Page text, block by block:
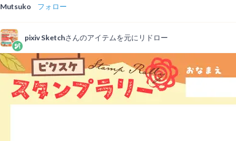
Mutsuko フォロー
pixiv Sketchさんのアイテムを元にリドロー